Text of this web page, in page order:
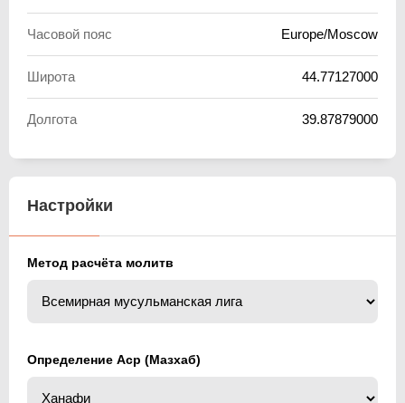
Часовой пояс Europe/Moscow
Широта 44.77127000
Долгота 39.87879000
Настройки
Метод расчёта молитв
Определение Аср (Мазхаб)